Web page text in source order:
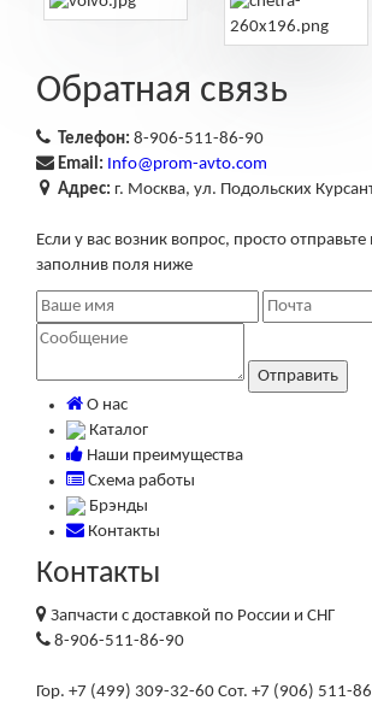
Обратная связь
Телефон: 8-906-511-86-90
Email: Info@prom-avto.com
Адрес: г. Москва, ул. Подольских
Если у вас возник вопрос, просто
заполнив поля ниже
О нас
Каталог
Наши преимущества
Схема работы
Брэнды
Контакты
Контакты
Запчасти с доставкой по России и СНГ
8-906-511-86-90
Гор. +7 (499) 309-32-60 Сот. +7 (906) 511-